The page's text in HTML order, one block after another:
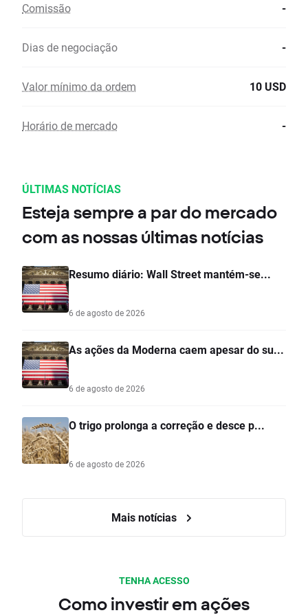
Comissão -
Dias de negociação -
Valor mínimo da ordem 10 USD
Horário de mercado -
ÚLTIMAS NOTÍCIAS
Esteja sempre a par do mercado
com as nossas últimas notícias
Resumo diário: Wall Street mantém-se...
6 de agosto de 2026
As ações da Moderna caem apesar do su...
6 de agosto de 2026
O trigo prolonga a correção e desce p...
6 de agosto de 2026
Mais notícias
TENHA ACESSO
Como investir em ações